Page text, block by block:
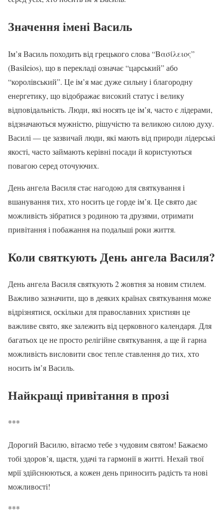
Значення імені Василь
Ім’я Василь походить від грецького слова “Βασίλειος”
(Basileios), що в перекладі означає “царський” або
“королівський”. Це ім’я має дуже сильну і благородну
енергетику, що відображає високий статус і велику
відповідальність. Люди, які носять це ім’я, часто є лідерами,
відзначаються мужністю, рішучістю та великою силою духу.
Василі — це зазвичай люди, які мають від природи лідерські
якості, часто займають керівні посади й користуються
повагою серед оточуючих.
День ангела Василя стає нагодою для святкування і
вшанування тих, хто носить це горде ім’я. Це свято дає
можливість зібратися з родиною та друзями, отримати
привітання і побажання на подальші роки життя.
Коли святкують День ангела Василя?
День ангела Василя святкують 2 жовтня за новим стилем.
Важливо зазначити, що в деяких країнах святкування може
відрізнятися, оскільки для православних християн це
важливе свято, яке залежить від церковного календаря. Для
багатьох це не просто релігійне святкування, а ще й гарна
можливість висловити своє тепле ставлення до тих, хто
носить ім’я Василь.
Найкращі привітання в прозі
***
Дорогий Василю, вітаємо тебе з чудовим святом! Бажаємо
тобі здоров’я, щастя, удачі та гармонії в житті. Нехай твої
мрії здійснюються, а кожен день приносить радість та нові
можливості!
***